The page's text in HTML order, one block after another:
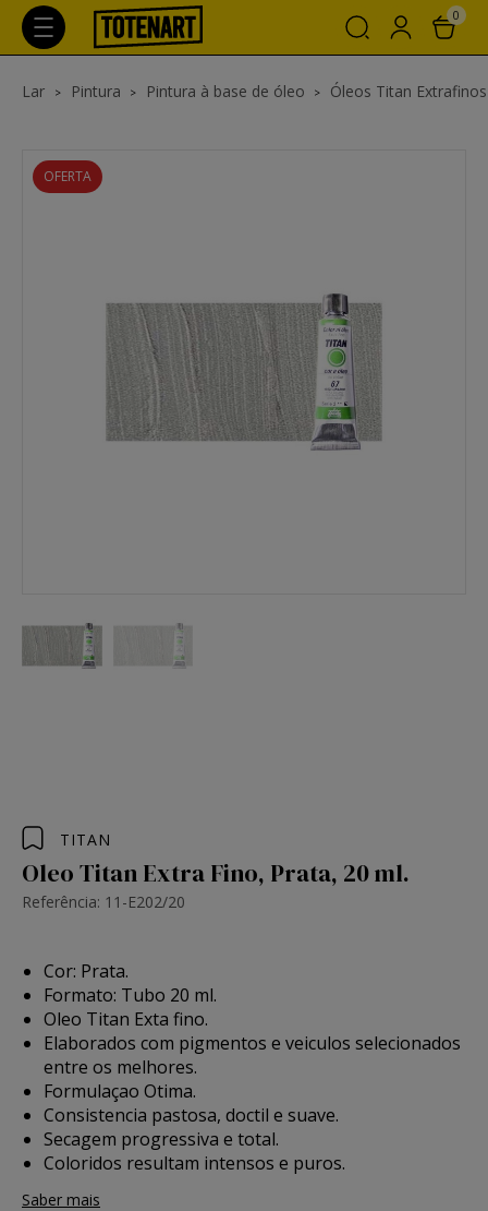
0
Lar Pintura Pintura à base de óleo Óleos Titan Extrafinos
OFERTA
TITAN
Oleo Titan Extra Fino, Prata, 20 ml.
Referência: 11-E202/20
Cor: Prata.
Formato: Tubo 20 ml.
Oleo Titan Exta fino.
Elaborados com pigmentos e veiculos selecionados
entre os melhores.
Formulaçao Otima.
Consistencia pastosa, doctil e suave.
Secagem progressiva e total.
Coloridos resultam intensos e puros.
Saber mais